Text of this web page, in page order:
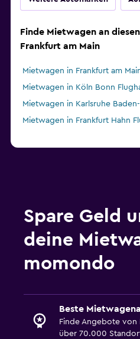
Finde Mietwagen an
Frankfurt am Main
Mietwagen in Frankfurt am
Mietwagen in Köln Bonn
Mietwagen in Karlsruhe
Mietwagen in Frankfurt Hahn
Spare Geld
deine
momondo
Beste
Finde Angebote von
über 70.000